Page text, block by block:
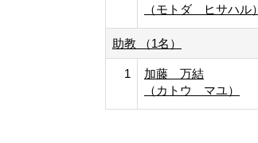
（モトダ ヒサハル）
助教 （1名）
1
加藤 万結
（カトウ マユ）